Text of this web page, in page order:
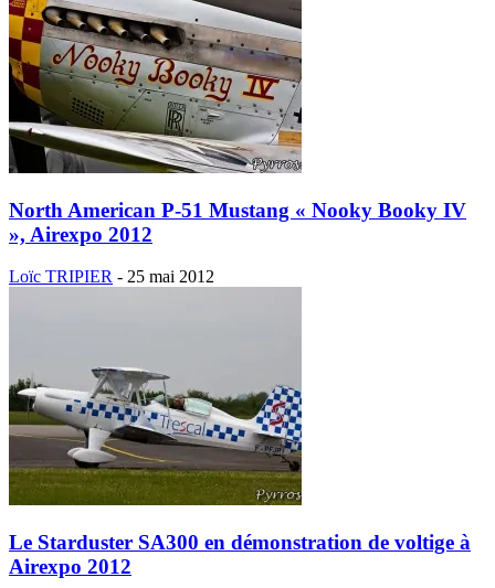
North American P-51 Mustang « Nooky Booky IV
», Airexpo 2012
Loïc TRIPIER - 25 mai 2012
Le Starduster SA300 en démonstration de voltige à
Airexpo 2012